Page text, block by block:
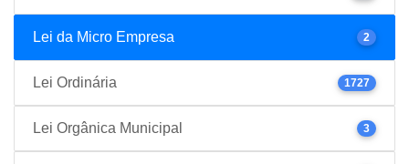
Lei da Micro Empresa 2
Lei Ordinária 1727
Lei Orgânica Municipal 3